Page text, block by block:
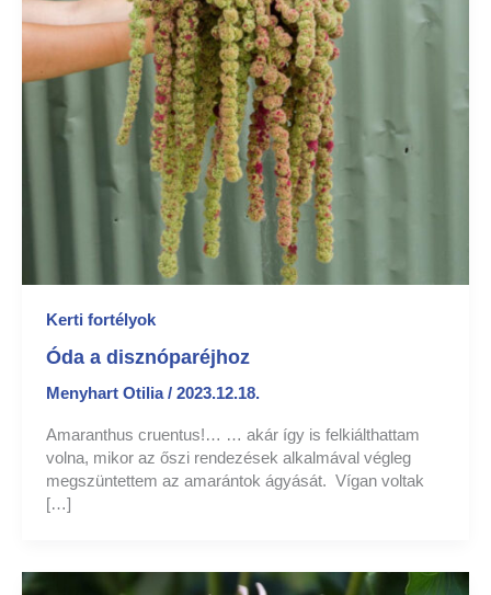
Kerti fortélyok
Óda a disznóparéjhoz
Menyhart Otilia/ 2023.12.18.
Amaranthus cruentus!… … akár így is felkiálthattam
volna, mikor az őszi rendezések alkalmával végleg
megszüntettem az amarántok ágyását. Vígan voltak
[…]